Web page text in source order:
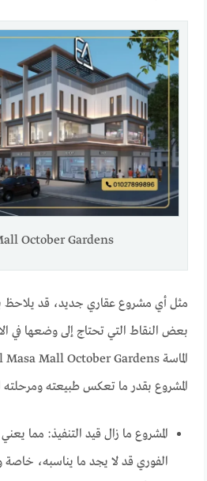
October Gardens
مثل أي مشروع عقاري جديد، قد يلاحظ
بعض النقاط التي تحتاج إلى وضعها في
المشروع بقدر ما تعكس طبيعته ومرحلته
المشروع ما زال قيد التنفيذ: مما
الفوري قد لا يجد ما يناسبه، خاصة